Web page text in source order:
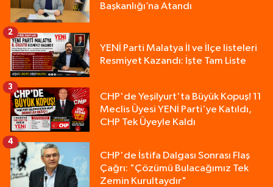
Başkanlığı’na Atandı
YENİ Parti Malatya İl ve İlçe listeleri
Resmiyet Kazandı: İşte Tam Liste
2
CHP'de Yeşilyurt'ta Büyük Kopuş! 11
Meclis Üyesi YENİ Parti'ye Katıldı,
CHP Tek Üyeyle Kaldı
3
CHP'de İstifa Dalgası Sonrası Flaş
Çağrı: "Çözümü Bulacağımız Tek
Zemin Kurultaydır"
4